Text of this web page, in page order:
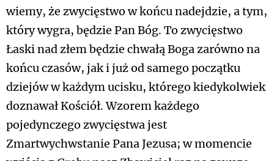
wiemy, że zwycięstwo w końcu nadejdzie, a tym,
który wygra, będzie Pan Bóg. To zwycięstwo
Łaski nad złem będzie chwałą Boga zarówno na
końcu czasów, jak i już od samego początku
dziejów w każdym ucisku, którego kiedykolwiek
doznawał Kościół. Wzorem każdego
pojedynczego zwycięstwa jest
Zmartwychwstanie Pana Jezusa; w momencie